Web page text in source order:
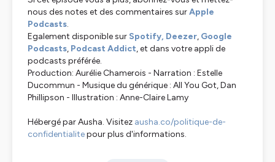
nous des notes et des commentaires surApple
Podcasts.
Egalement disponible sur Spotify, Deezer, Google
Podcasts, Podcast Addict, et dans votre appli de
podcasts préférée.
Production: Aurélie Chamerois - Narration : Estelle
Ducommun - Musique du générique : All You Got, Dan
Phillipson - Illustration : Anne-Claire Lamy
Hébergé par Ausha. Visitez ausha.co/politique-de-
confidentialitepour plus d'informations.